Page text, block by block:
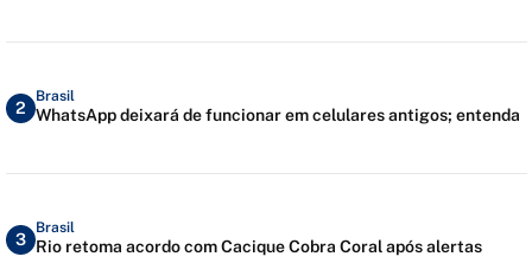
2
Brasil
WhatsApp deixará de funcionar em celulares antigos; entenda
3
Brasil
Rio retoma acordo com Cacique Cobra Coral após alertas